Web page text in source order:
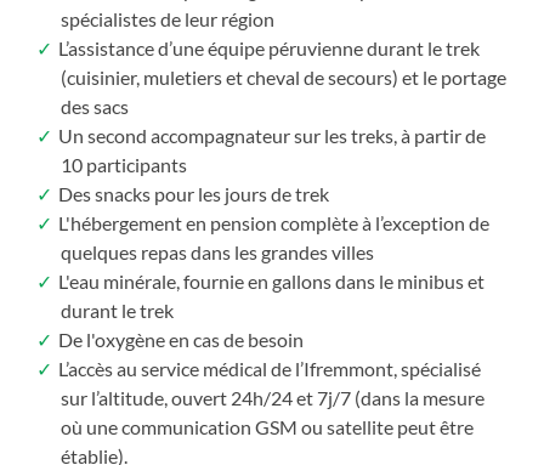
spécialistes de leur région
L’assistance d’une équipe péruvienne durant le trek
(cuisinier, muletiers et cheval de secours) et le portage
des sacs
Un second accompagnateur sur les treks, à partir de
10 participants
Des snacks pour les jours de trek
L'hébergement en pension complète à l’exception de
quelques repas dans les grandes villes
L'eau minérale, fournie en gallons dans le minibus et
durant le trek
De l'oxygène en cas de besoin
L’accès au service médical de l’Ifremmont, spécialisé
sur l’altitude, ouvert 24h/24 et 7j/7 (dans la mesure
où une communication GSM ou satellite peut être
établie).